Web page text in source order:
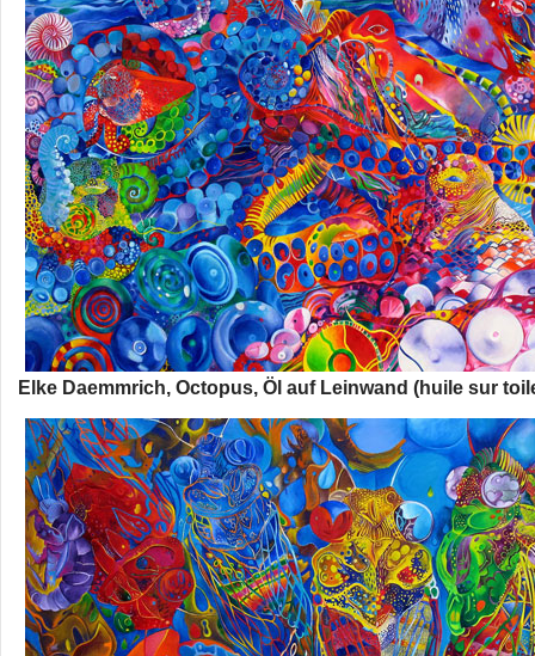
Elke Daemmrich, Octopus, Öl auf Leinwand (huile sur